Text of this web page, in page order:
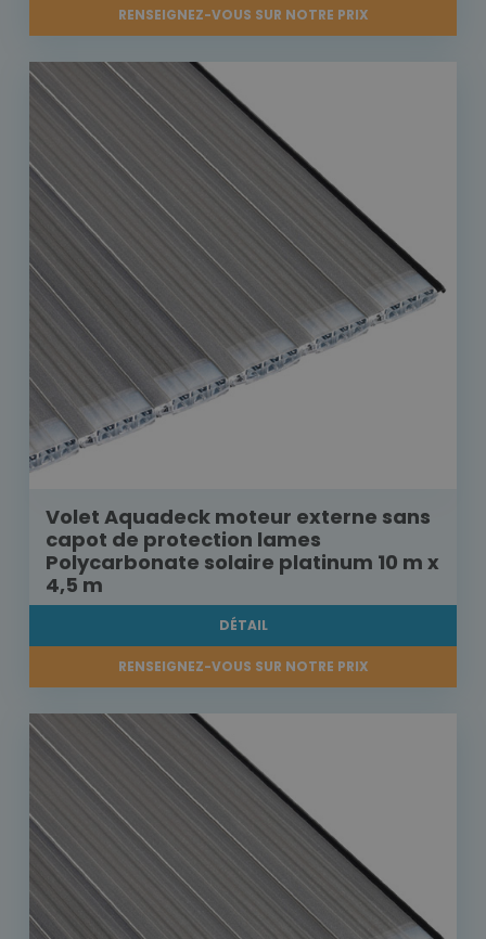
RENSEIGNEZ-VOUS SUR NOTRE PRIX
Volet Aquadeck moteur externe sans
capot de protection lames
Polycarbonate solaire platinum 10 m x
4,5 m
DÉTAIL
RENSEIGNEZ-VOUS SUR NOTRE PRIX